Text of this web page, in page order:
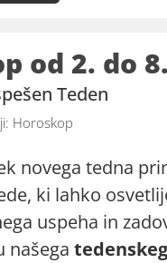
od 2. do
Teden
Horoskop
novega tedna
ki lahko
uspeha in
našega